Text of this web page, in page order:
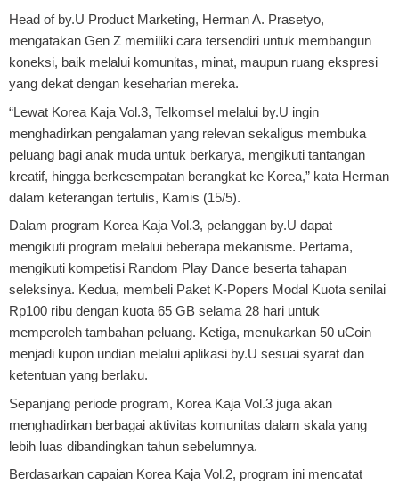
Head of by.U Product Marketing, Herman A. Prasetyo,
mengatakan Gen Z memiliki cara tersendiri untuk membangun
koneksi, baik melalui komunitas, minat, maupun ruang ekspresi
yang dekat dengan keseharian mereka.
“Lewat Korea Kaja Vol.3, Telkomsel melalui by.U ingin
menghadirkan pengalaman yang relevan sekaligus membuka
peluang bagi anak muda untuk berkarya, mengikuti tantangan
kreatif, hingga berkesempatan berangkat ke Korea,” kata Herman
dalam keterangan tertulis, Kamis (15/5).
Dalam program Korea Kaja Vol.3, pelanggan by.U dapat
mengikuti program melalui beberapa mekanisme. Pertama,
mengikuti kompetisi Random Play Dance beserta tahapan
seleksinya. Kedua, membeli Paket K-Popers Modal Kuota senilai
Rp100 ribu dengan kuota 65 GB selama 28 hari untuk
memperoleh tambahan peluang. Ketiga, menukarkan 50 uCoin
menjadi kupon undian melalui aplikasi by.U sesuai syarat dan
ketentuan yang berlaku.
Sepanjang periode program, Korea Kaja Vol.3 juga akan
menghadirkan berbagai aktivitas komunitas dalam skala yang
lebih luas dibandingkan tahun sebelumnya.
Berdasarkan capaian Korea Kaja Vol.2, program ini mencatat